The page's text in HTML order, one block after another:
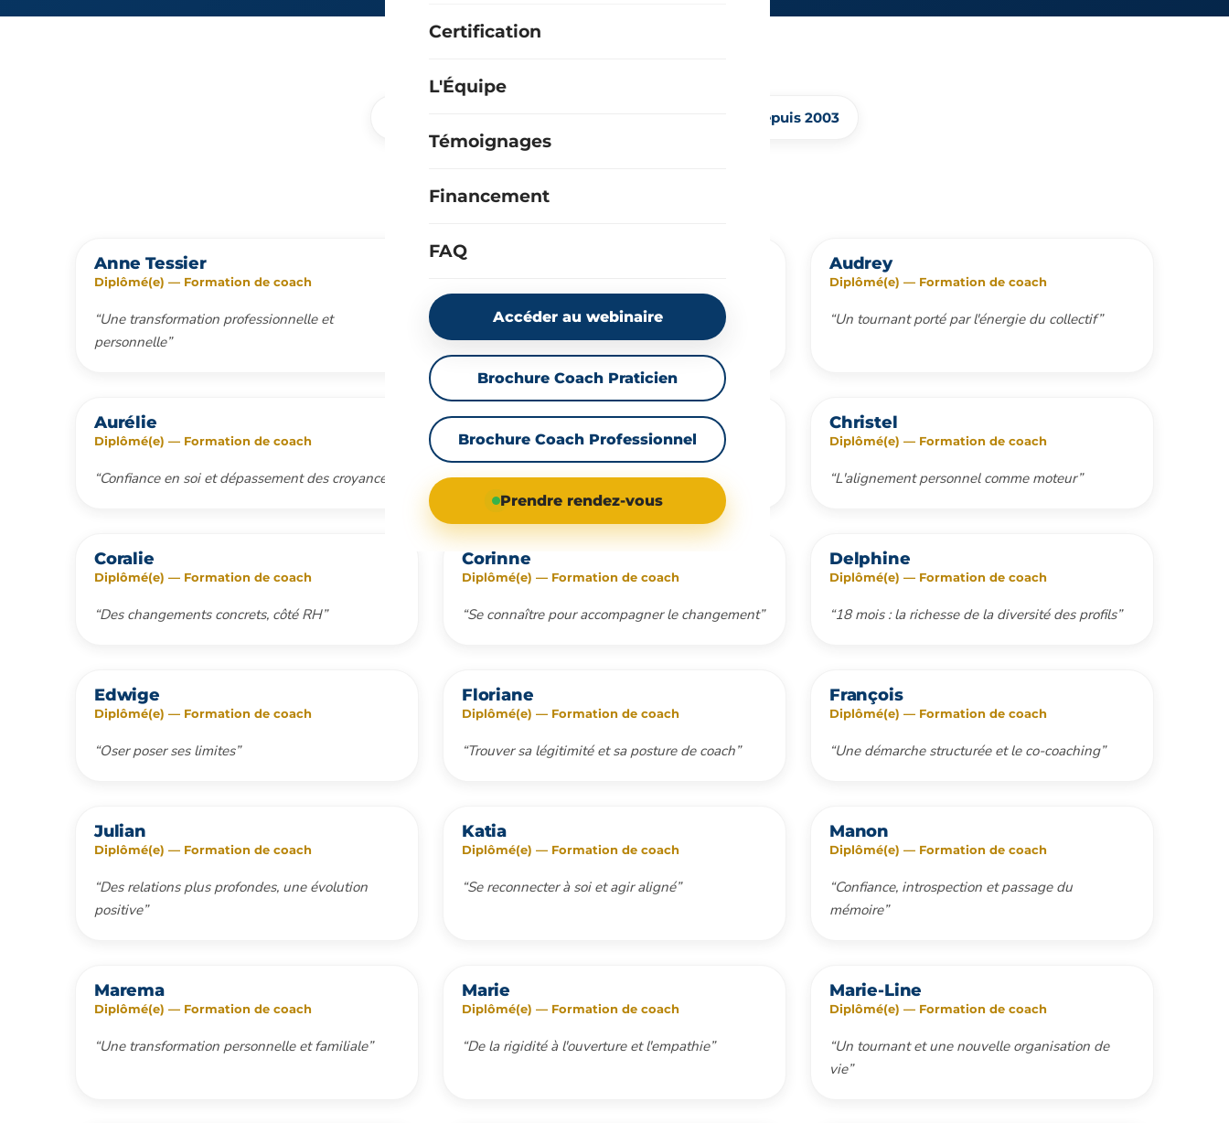
Certification
L'Équipe
Témoignages
Financement
FAQ
Accéder au webinaire
Brochure Coach Praticien
Brochure Coach Professionnel
Prendre rendez-vous
coachs formés depuis 2003
Anne Tessier
Diplômé(e) — Formation de coach
“Une transformation professionnelle et
personnelle”
Anne-Sophie
“S'aligner avec ses valeurs profondes”
Audrey
Diplômé(e) — Formation de coach
“Un tournant porté par l'énergie du collectif”
Aurélie
Diplômé(e) — Formation de coach
“Confiance en soi et dépassement des croyances”
Bertrand
Diplômé(e) — Formation de coach
“Écoute active, empathie et richesse du groupe”
Christel
Diplômé(e) — Formation de coach
“L'alignement personnel comme moteur”
Coralie
Diplômé(e) — Formation de coach
“Des changements concrets, côté RH”
Corinne
Diplômé(e) — Formation de coach
“Se connaître pour accompagner le changement”
Delphine
Diplômé(e) — Formation de coach
“18 mois : la richesse de la diversité des profils”
Edwige
Diplômé(e) — Formation de coach
“Oser poser ses limites”
Floriane
Diplômé(e) — Formation de coach
“Trouver sa légitimité et sa posture de coach”
François
Diplômé(e) — Formation de coach
“Une démarche structurée et le co-coaching”
Julian
Diplômé(e) — Formation de coach
“Des relations plus profondes, une évolution
positive”
Katia
Diplômé(e) — Formation de coach
“Se reconnecter à soi et agir aligné”
Manon
Diplômé(e) — Formation de coach
“Confiance, introspection et passage du
mémoire”
Marema
Diplômé(e) — Formation de coach
“Une transformation personnelle et familiale”
Marie
Diplômé(e) — Formation de coach
“De la rigidité à l'ouverture et l'empathie”
Marie-Line
Diplômé(e) — Formation de coach
“Un tournant et une nouvelle organisation de
vie”